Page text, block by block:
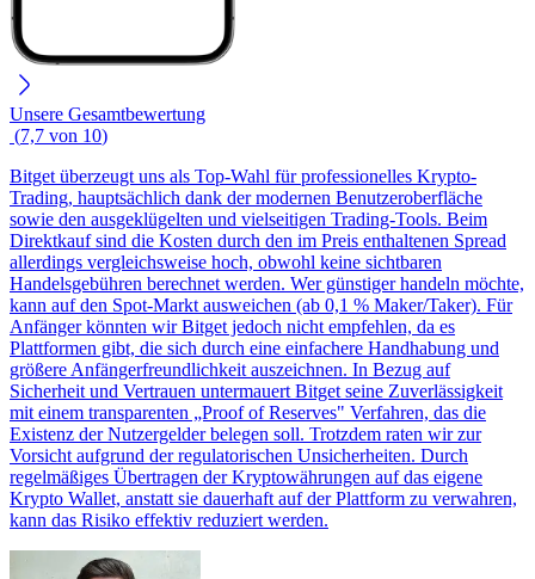
Unsere Gesamtbewertung
(7,7 von 10)
Bitget überzeugt uns als Top-Wahl für professionelles Krypto-
Trading, hauptsächlich dank der modernen Benutzeroberfläche
sowie den ausgeklügelten und vielseitigen Trading-Tools. Beim
Direktkauf sind die Kosten durch den im Preis enthaltenen Spread
allerdings vergleichsweise hoch, obwohl keine sichtbaren
Handelsgebühren berechnet werden. Wer günstiger handeln möchte,
kann auf den Spot-Markt ausweichen (ab 0,1 % Maker/Taker). Für
Anfänger könnten wir Bitget jedoch nicht empfehlen, da es
Plattformen gibt, die sich durch eine einfachere Handhabung und
größere Anfängerfreundlichkeit auszeichnen. In Bezug auf
Sicherheit und Vertrauen untermauert Bitget seine Zuverlässigkeit
mit einem transparenten „Proof of Reserves" Verfahren, das die
Existenz der Nutzergelder belegen soll. Trotzdem raten wir zur
Vorsicht aufgrund der regulatorischen Unsicherheiten. Durch
regelmäßiges Übertragen der Kryptowährungen auf das eigene
Krypto Wallet, anstatt sie dauerhaft auf der Plattform zu verwahren,
kann das Risiko effektiv reduziert werden.